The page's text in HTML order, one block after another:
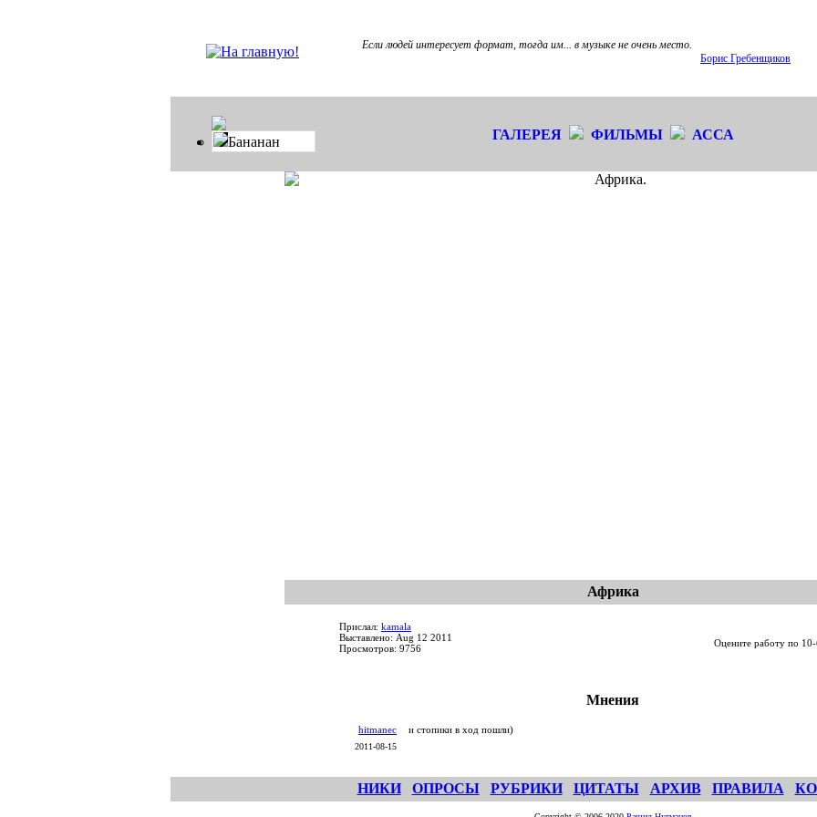
Если людей интересует формат, тогда им... в музыке не очень место.
Борис Гребенщиков
Бананан ГАЛЕРЕЯ ФИЛЬМЫ АССА
Африка
Прислал: kamala
Выставлено: Aug 12 2011
Просмотров: 9756
Оцените работу по 10-
Мнения
hitmanec
2011-08-15
и стопики в ход пошли)
НИКИ ОПРОСЫ РУБРИКИ ЦИТАТЫ АРХИВ ПРАВИЛА